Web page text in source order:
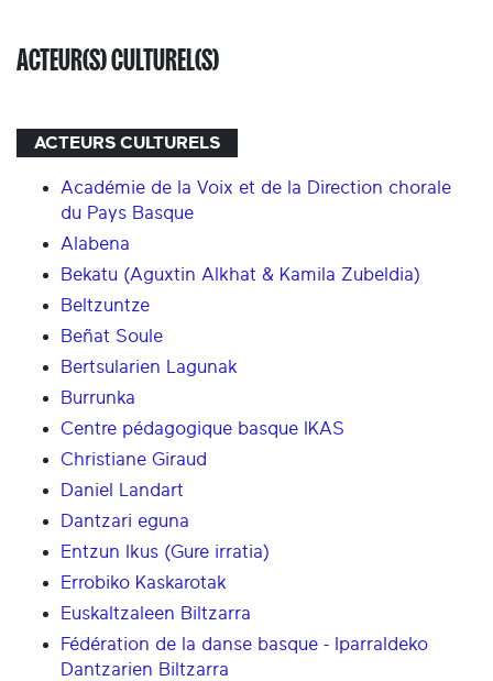
ACTEUR(S) CULTUREL(S)
ACTEURS CULTURELS
Académie de la Voix et de la Direction chorale
du Pays Basque
Alabena
Bekatu (Aguxtin Alkhat & Kamila Zubeldia)
Beltzuntze
Beñat Soule
Bertsularien Lagunak
Burrunka
Centre pédagogique basque IKAS
Christiane Giraud
Daniel Landart
Dantzari eguna
Entzun Ikus (Gure irratia)
Errobiko Kaskarotak
Euskaltzaleen Biltzarra
Fédération de la danse basque - Iparraldeko
Dantzarien Biltzarra